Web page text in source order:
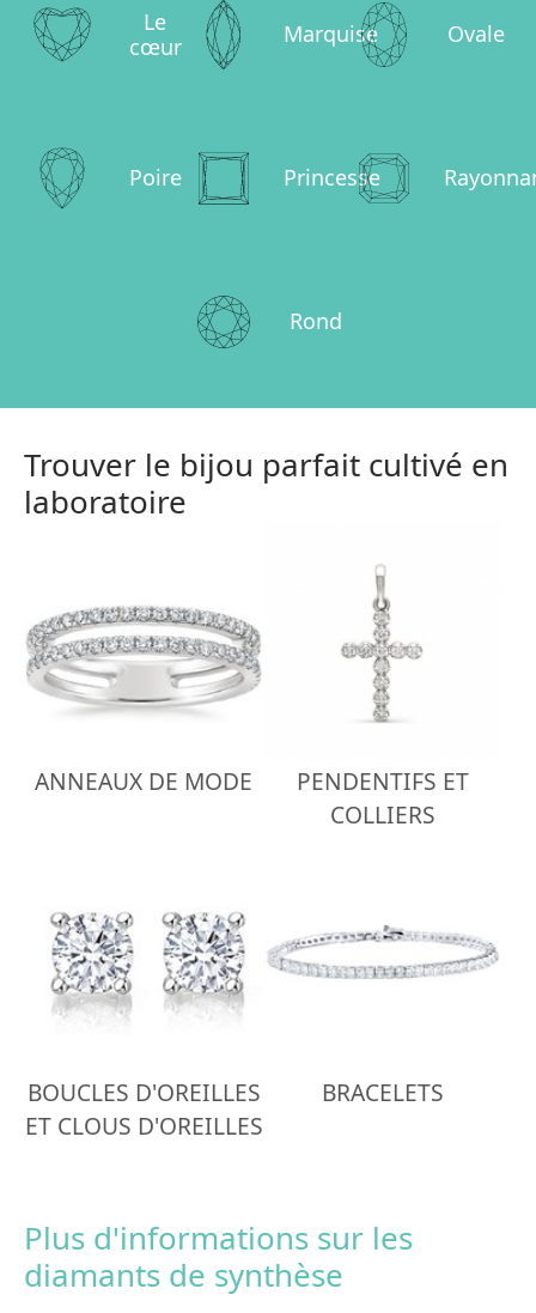
Le
cœur
Marquise Ovale
Poire Princesse
Rond
ANNEAUX DE MODE
PENDENTIFS ET
COLLIERS
BOUCLES D'OREILLES
ET CLOUS D'OREILLES
BRACELETS
Trouver le bijou parfait cultivé en
laboratoire
Plus d'informations sur les
diamants de synthèse